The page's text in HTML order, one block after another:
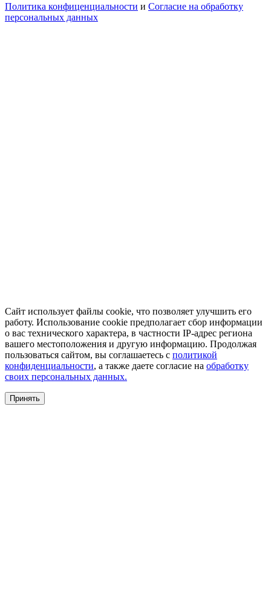
Политика конфиценциальности и Согласие на обработку
персональных данных
Сайт использует файлы cookie, что позволяет улучшить его
работу. Использование cookie предполагает сбор информации
о вас технического характера, в частности IP-адрес региона
вашего местоположения и другую информацию. Продолжая
пользоваться сайтом, вы соглашаетесь с политикой
конфиденциальности, а также даете согласие на обработку
своих персональных данных.
Принять